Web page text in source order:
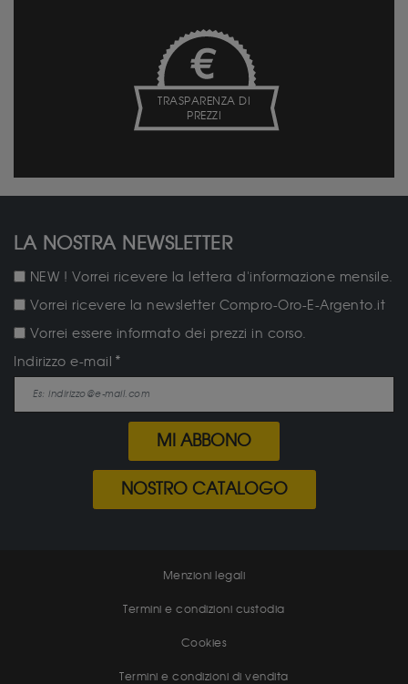
TRASPARENZA DI
PREZZI
LA NOSTRA NEWSLETTER
NEW ! Vorrei ricevere la lettera d'informazione mensile.
Vorrei ricevere la newsletter Compro-Oro-E-Argento.it
Vorrei essere informato dei prezzi in corso.
Indirizzo e-mail
MI ABBONO
NOSTRO CATALOGO
Menzioni legali
Termini e condizioni custodia
Cookies
Termini e condizioni di vendita